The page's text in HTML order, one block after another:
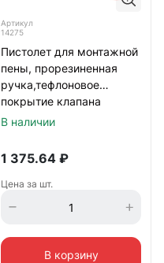
Артикул
14275
Пистолет для монтажной
пены, прорезиненная
ручка,тефлоновое
покрытие клапана
В наличии
1 375.64 ₽
Цена за шт.
В корзину